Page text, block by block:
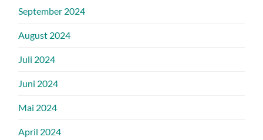
September 2024
August 2024
Juli 2024
Juni 2024
Mai 2024
April 2024